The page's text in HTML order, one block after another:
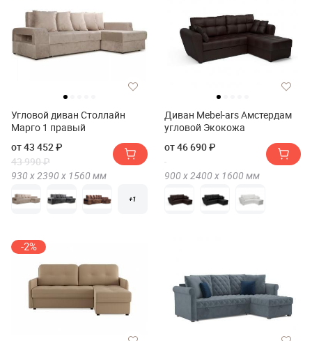
Угловой диван Столлайн
Марго 1 правый
от 43 452 ₽
43 990 ₽
930 х 2390 х 1560 мм
+1
Диван Mebel-ars Амстердам
угловой Экокожа
от 46 690 ₽
900 х 2400 х 1600 мм
-2%